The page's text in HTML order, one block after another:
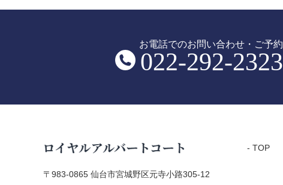
お電話でのお問い合わせ・ご予約
022-292-2323
〒983-0865 仙台市宮城野区元寺小路305-12
- TOP